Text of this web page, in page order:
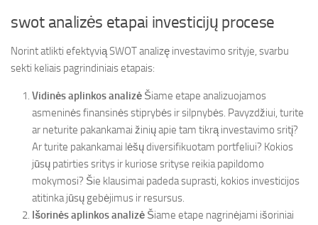
swot analizės etapai investicijų procese
Norint atlikti efektyvią SWOT analizę investavimo srityje, svarbu
sekti keliais pagrindiniais etapais:
Vidinės aplinkos analizė Šiame etape analizuojamos
asmeninės finansinės stiprybės ir silpnybės. Pavyzdžiui, turite
ar neturite pakankamai žinių apie tam tikrą investavimo sritį?
Ar turite pakankamai lėšų diversifikuotam portfeliui? Kokios
jūsų patirties sritys ir kuriose srityse reikia papildomo
mokymosi? Šie klausimai padeda suprasti, kokios investicijos
atitinka jūsų gebėjimus ir resursus.
Išorinės aplinkos analizė Šiame etape nagrinėjami išoriniai